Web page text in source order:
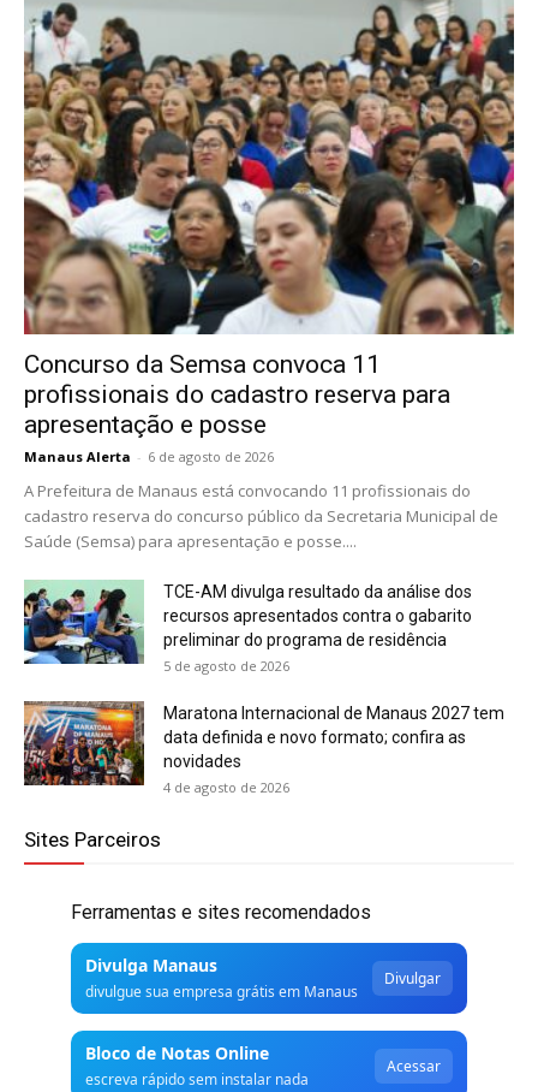
Concurso da Semsa convoca 11
profissionais do cadastro reserva para
apresentação e posse
Manaus Alerta - 6 de agosto de 2026
A Prefeitura de Manaus está convocando 11 profissionais do
cadastro reserva do concurso público da Secretaria Municipal de
Saúde (Semsa) para apresentação e posse....
TCE-AM divulga resultado da análise dos
recursos apresentados contra o gabarito
preliminar do programa de residência
5 de agosto de 2026
Maratona Internacional de Manaus 2027 tem
data definida e novo formato; confira as
novidades
4 de agosto de 2026
Sites Parceiros
Ferramentas e sites recomendados
Divulga Manaus
divulgue sua empresa grátis em Manaus
Divulgar
Bloco de Notas Online
escreva rápido sem instalar nada
Acessar